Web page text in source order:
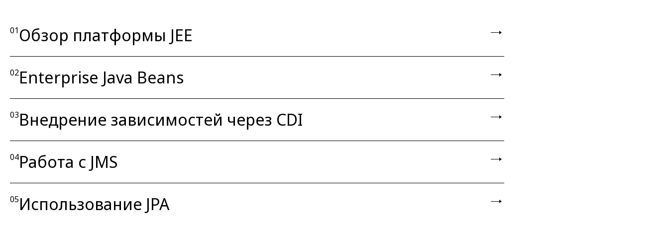
01Обзор платформы JEE
02Enterprise Java Beans
03Внедрение зависимостей через CDI
04Работа с JMS
05Использование JPA